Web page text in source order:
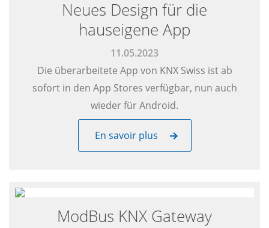
Neues Design für die
hauseigene App
11.05.2023
Die überarbeitete App von KNX Swiss ist ab
sofort in den App Stores verfügbar, nun auch
wieder für Android.
En savoir plus
ModBus KNX Gateway